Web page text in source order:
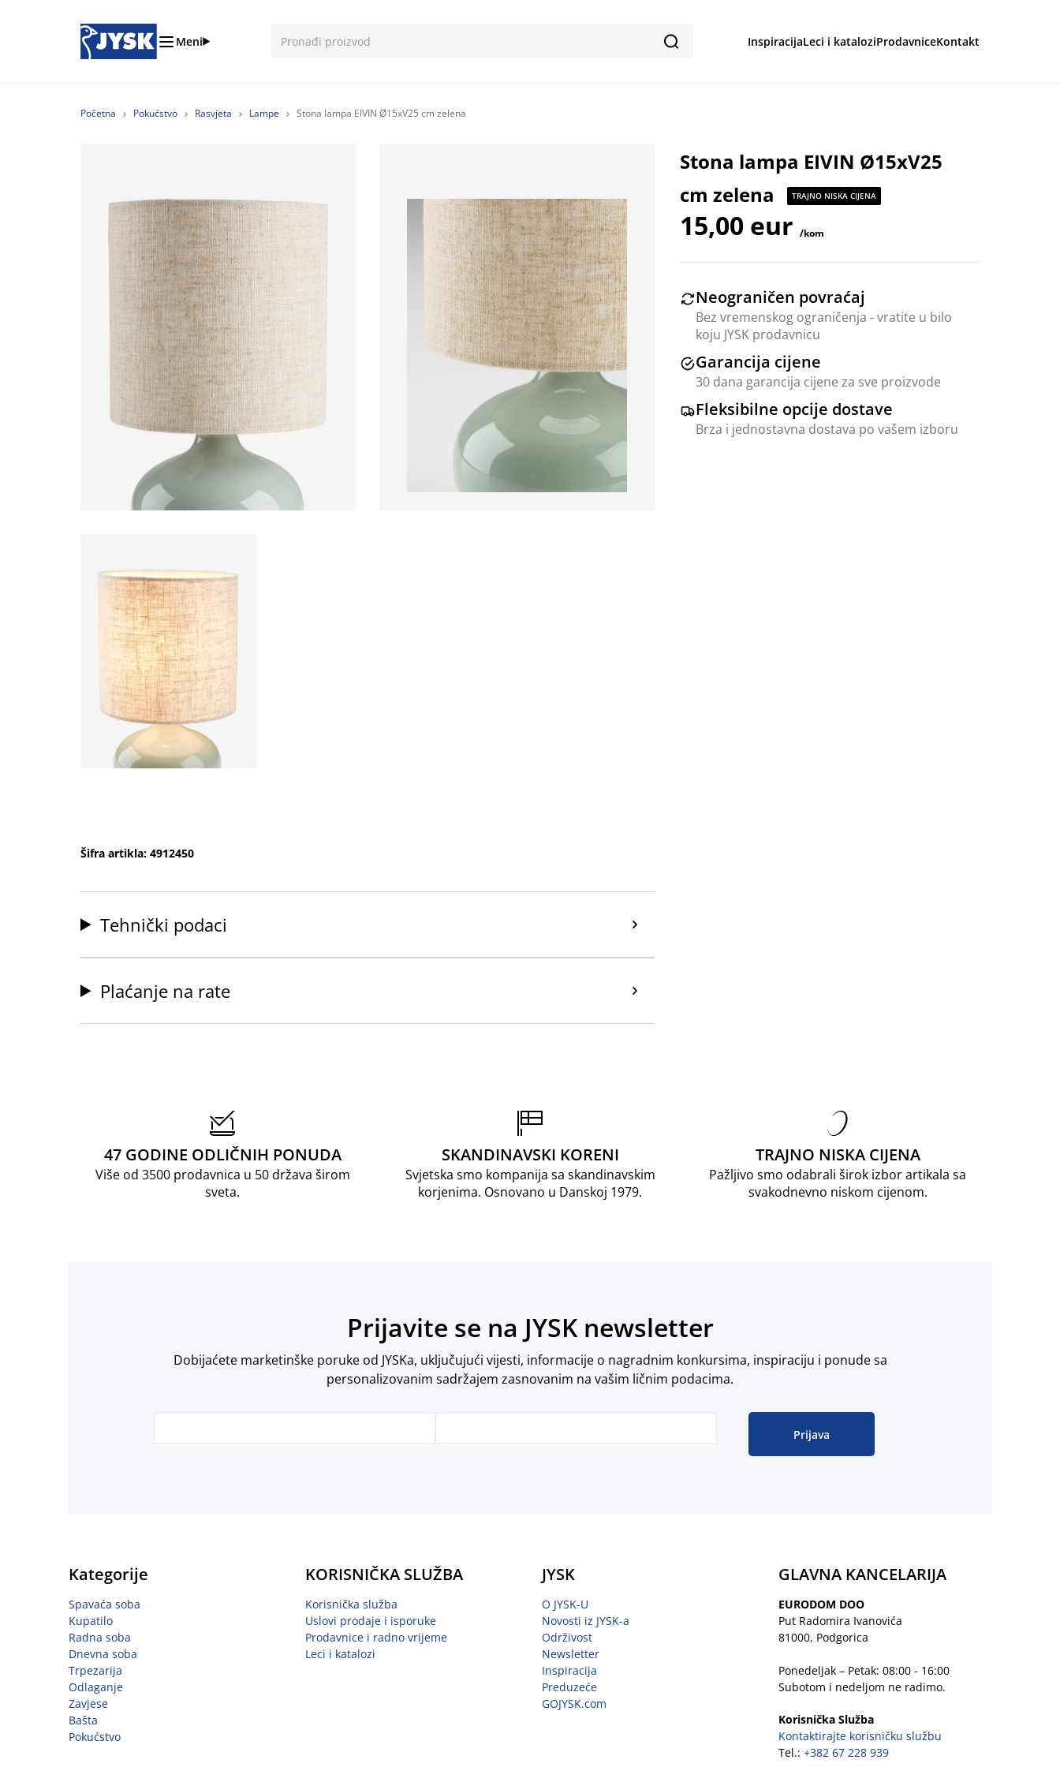
Meni InspiracijaLeci i kataloziProdavniceKontakt
Pretraga
Početna Pokućstvo Rasvjeta Lampe Stona lampa EIVIN Ø15xV25 cm zelena
Stona lampa EIVIN Ø15xV25
cm zelena
TRAJNO NISKA CIJENA
15,00 eur /kom
Neograničen povraćaj
Bez vremenskog ograničenja - vratite u bilo
koju JYSK prodavnicu
Garancija cijene
30 dana garancija cijene za sve proizvode
Fleksibilne opcije dostave
Brza i jednostavna dostava po vašem izboru
Šifra artikla: 4912450
Tehnički podaci
Plaćanje na rate
47 GODINE ODLIČNIH PONUDA
Više od 3500 prodavnica u 50 država širom
sveta.
SKANDINAVSKI KORENI
Svjetska smo kompanija sa skandinavskim
korjenima. Osnovano u Danskoj 1979.
TRAJNO NISKA CIJENA
Pažljivo smo odabrali širok izbor artikala sa
svakodnevno niskom cijenom.
Prijavite se na JYSK newsletter
Dobijaćete marketinške poruke od JYSKa, uključujući vijesti, informacije o nagradnim konkursima, inspiraciju i ponude sa
personalizovanim sadržajem zasnovanim na vašim ličnim podacima.
Prijava
Kategorije
Spavaća soba
Kupatilo
Radna soba
Dnevna soba
Trpezarija
Odlaganje
Zavjese
Bašta
Pokućstvo
KORISNIČKA SLUŽBA
Korisnička služba
Uslovi prodaje i isporuke
Prodavnice i radno vrijeme
Leci i katalozi
JYSK
O JYSK-U
Novosti iz JYSK-a
Održivost
Newsletter
Inspiracija
Preduzeće
GOJYSK.com
GLAVNA KANCELARIJA
EURODOM DOO
Put Radomira Ivanovića
81000, Podgorica
Ponedeljak – Petak: 08:00 - 16:00
Subotom i nedeljom ne radimo.
Korisnička Služba
Kontaktirajte korisničku službu
Tel.: +382 67 228 939